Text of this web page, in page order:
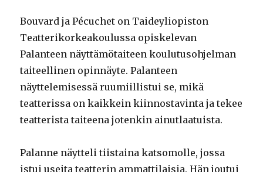
Bouvard ja Pécuchet on Taideyliopiston
Teatterikorkeakoulussa opiskelevan
Palanteen näyttämötaiteen koulutusohjelman
taiteellinen opinnäyte. Palanteen
näyttelemisessä ruumiillistui se, mikä
teatterissa on kaikkein kiinnostavinta ja tekee
teatterista taiteena jotenkin ainutlaatuista.
Palanne näytteli tiistaina katsomolle, jossa
istui useita teatterin ammattilaisia. Hän joutui